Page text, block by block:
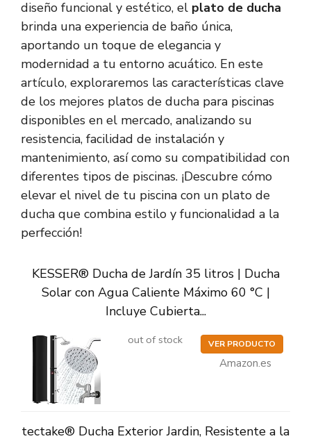
diseño funcional y estético, el plato de ducha
brinda una experiencia de baño única,
aportando un toque de elegancia y
modernidad a tu entorno acuático. En este
artículo, exploraremos las características clave
de los mejores platos de ducha para piscinas
disponibles en el mercado, analizando su
resistencia, facilidad de instalación y
mantenimiento, así como su compatibilidad con
diferentes tipos de piscinas. ¡Descubre cómo
elevar el nivel de tu piscina con un plato de
ducha que combina estilo y funcionalidad a la
perfección!
KESSER® Ducha de Jardín 35 litros | Ducha
Solar con Agua Caliente Máximo 60 °C |
Incluye Cubierta...
out of stock VER PRODUCTO
Amazon.es
tectake® Ducha Exterior Jardin, Resistente a la